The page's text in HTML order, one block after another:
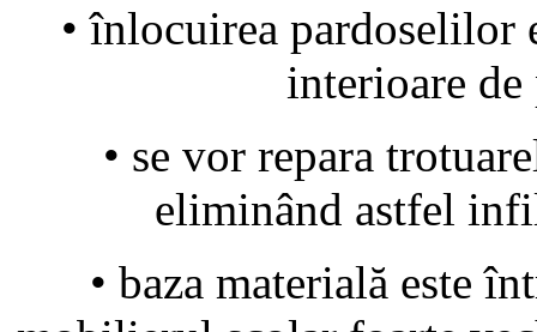
• înlocuirea pardoselilor
interioare de
• se vor repara
eliminând astfel
• baza materială este